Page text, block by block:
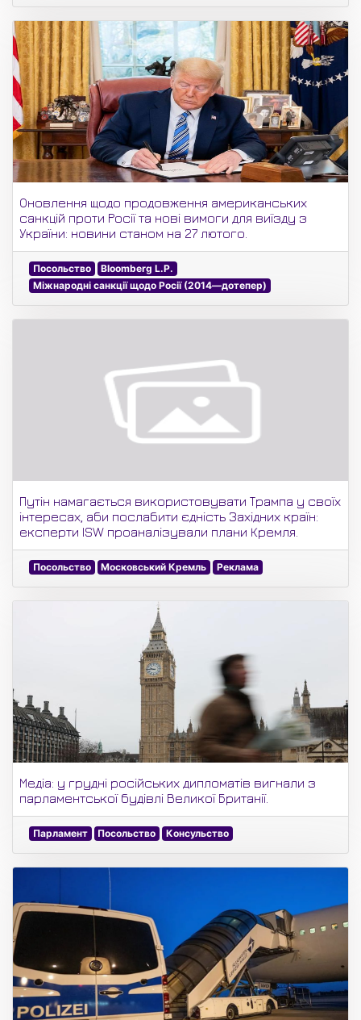
Оновлення щодо продовження американських
санкцій проти Росії та нові вимоги для виїзду з
України: новини станом на 27 лютого.
Посольство
Bloomberg L.P.
Міжнародні санкції щодо Росії (2014—дотепер)
Путін намагається використовувати Трампа у своїх
інтересах, аби послабити єдність Західних країн:
експерти ISW проаналізували плани Кремля.
Посольство Московський Кремль Реклама
Медіа: у грудні російських дипломатів вигнали з
парламентської будівлі Великої Британії.
Парламент Посольство Консульство